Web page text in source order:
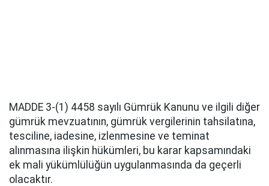
MADDE 3-(1) 4458 sayılı Gümrük Kanunu ve ilgili diğer
gümrük mevzuatının, gümrük vergilerinin tahsilatına,
tesciline, iadesine, izlenmesine ve teminat
alınmasına ilişkin hükümleri, bu karar kapsamındaki
ek mali yükümlülüğün uygulanmasında da geçerli
olacaktır.